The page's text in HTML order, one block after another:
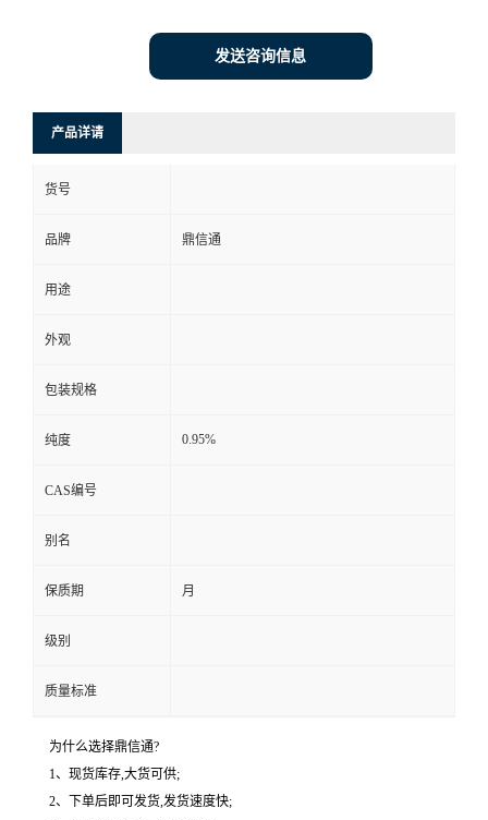
发送咨询信息
产品详请
货号
品牌 鼎信通
用途
外观
包装规格
纯度 0.95%
CAS编号
别名
保质期 月
级别
质量标准
为什么选择鼎信通?
1、现货库存,大货可供;
2、下单后即可发货,发货速度快;